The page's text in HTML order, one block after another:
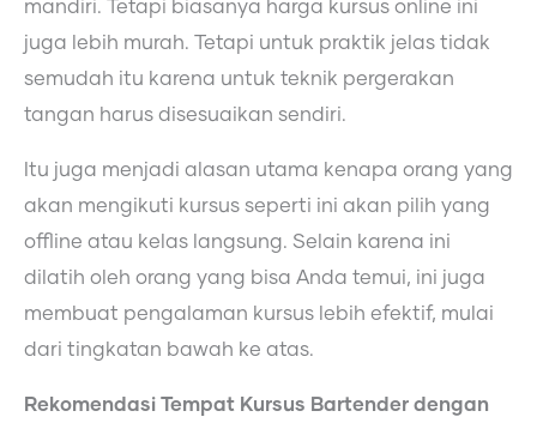
mandiri. Tetapi biasanya harga kursus online ini
juga lebih murah. Tetapi untuk praktik jelas tidak
semudah itu karena untuk teknik pergerakan
tangan harus disesuaikan sendiri.
Itu juga menjadi alasan utama kenapa orang yang
akan mengikuti kursus seperti ini akan pilih yang
offline atau kelas langsung. Selain karena ini
dilatih oleh orang yang bisa Anda temui, ini juga
membuat pengalaman kursus lebih efektif, mulai
dari tingkatan bawah ke atas.
Rekomendasi Tempat Kursus Bartender dengan